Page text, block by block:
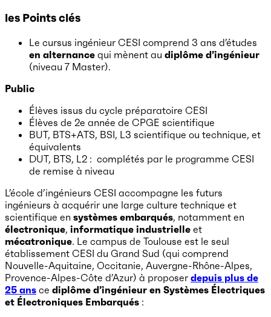
les Points clés
Le cursus ingénieur CESI comprend 3 ans d’études
en alternance qui mènent au diplôme d’ingénieur
(niveau 7 Master).
Public
Élèves issus du cycle préparatoire CESI
Élèves de 2e année de CPGE scientifique
BUT, BTS+ATS, BSI, L3 scientifique ou technique, et
équivalents
DUT, BTS, L2 : complétés par le programme CESI
de remise à niveau
L’école d’ingénieurs CESI accompagne les futurs
ingénieurs à acquérir une large culture technique et
scientifique en systèmes embarqués, notamment en
électronique, informatique industrielle et
mécatronique. Le campus de Toulouse est le seul
établissement CESI du Grand Sud (qui comprend
Nouvelle-Aquitaine, Occitanie, Auvergne-Rhône-Alpes,
Provence-Alpes-Côte d’Azur) à proposer depuis plus de
25 ans ce diplôme d’ingénieur en Systèmes Électriques
et Électroniques Embarqués :